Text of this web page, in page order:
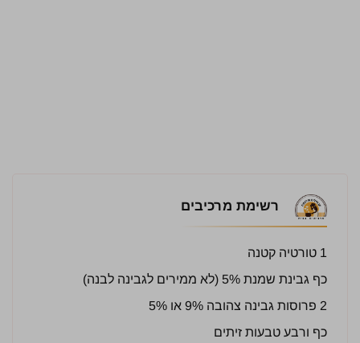
רשימת מרכיבים
1 טורטיה קטנה
כף גבינת שמנת 5% (לא ממירים לגבינה לבנה)
2 פרוסות גבינה צהובה 9% או 5%
כף ורבע טבעות זיתים